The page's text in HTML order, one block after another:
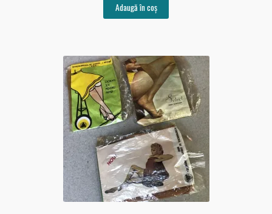
Adaugă în coș